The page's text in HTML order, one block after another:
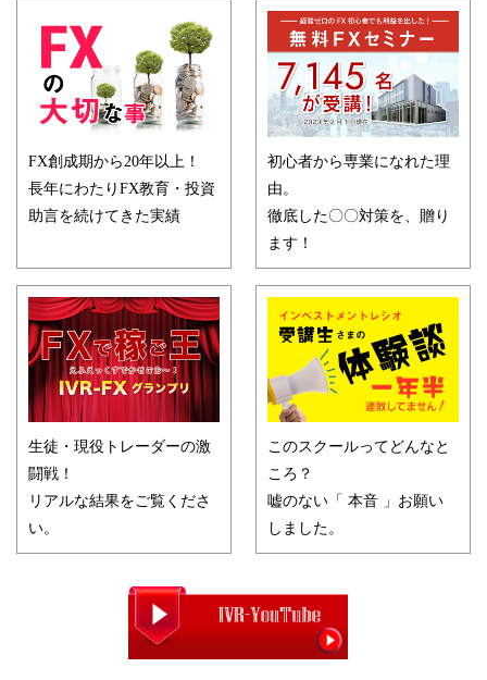
FX創成期から20年以上！
長年にわたりFX教育・投資
助言を続けてきた実績
初心者から専業になれた理
由。
徹底した〇〇対策を、贈り
ます！
生徒・現役トレーダーの激
闘戦！
リアルな結果をご覧くださ
い。
このスクールってどんなと
ころ？
嘘のない「 本音 」お願い
しました。